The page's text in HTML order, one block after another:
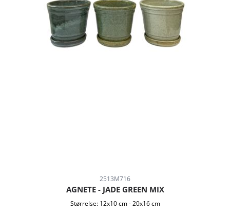
2513M716
AGNETE - JADE GREEN MIX
Størrelse: 12x10 cm -20x16 cm